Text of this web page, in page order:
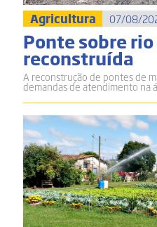
Agricultura 07/08/
Ponte sobre
reconstruída
A reconstrução de pontes de
demandas de atendimento na